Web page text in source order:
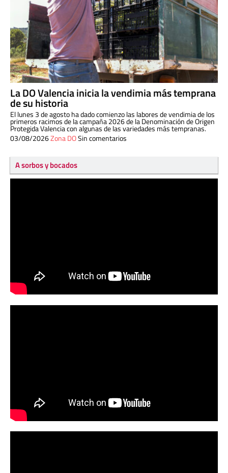
La DO Valencia inicia la vendimia más temprana
de su historia
El lunes 3 de agosto ha dado comienzo las labores de vendimia de los
primeros racimos de la campaña 2026 de la Denominación de Origen
Protegida Valencia con algunas de las variedades más tempranas.
03/08/2026Zona DOSin comentarios
A sorbos y bocados